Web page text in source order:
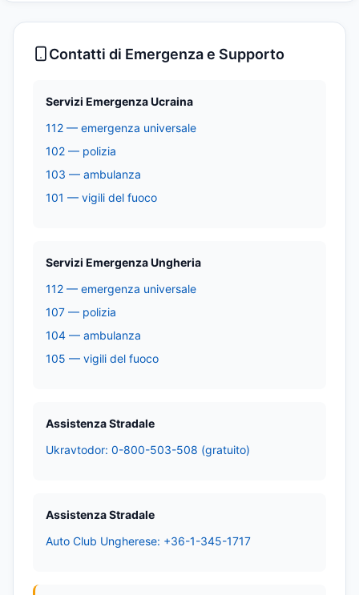
Contatti di Emergenza e Supporto
Servizi Emergenza Ucraina
112 — emergenza universale
102 — polizia
103 — ambulanza
101 — vigili del fuoco
Servizi Emergenza Ungheria
112 — emergenza universale
107 — polizia
104 — ambulanza
105 — vigili del fuoco
Assistenza Stradale
Ukravtodor: 0-800-503-508 (gratuito)
Assistenza Stradale
Auto Club Ungherese: +36-1-345-1717